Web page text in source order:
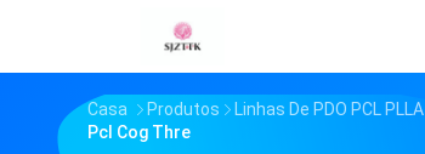
Casa Produtos Linhas De PDO PCL PLLA
Pcl Cog Thre